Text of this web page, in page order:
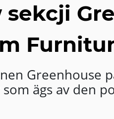
Greenhouse
ägs av den